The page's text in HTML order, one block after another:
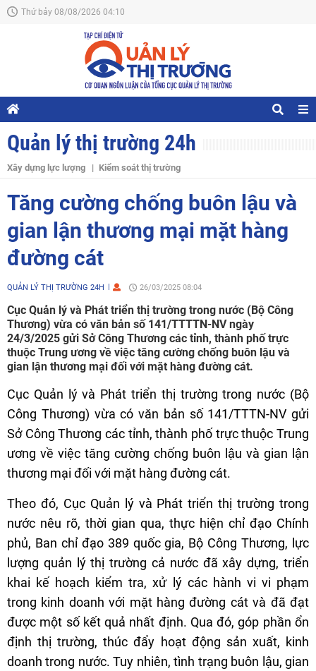
Thứ bảy 08/08/2026 04:10
Quản lý thị trường 24h
Xây dựng lực lượng Kiểm soát thị trường
Tăng cường chống buôn lậu và
gian lận thương mại mặt hàng
đường cát
QUẢN LÝ THỊ TRƯỜNG 24H 26/03/2025 08:04
Cục Quản lý và Phát triển thị trường trong nước (Bộ Công
Thương) vừa có văn bản số 141/TTTTN-NV ngày
24/3/2025 gửi Sở Công Thương các tỉnh, thành phố trực
thuộc Trung ương về việc tăng cường chống buôn lậu và
gian lận thương mại đối với mặt hàng đường cát.
Cục Quản lý và Phát triển thị trường trong nước (Bộ
Công Thương) vừa có văn bản số 141/TTTN-NV gửi
Sở Công Thương các tỉnh, thành phố trực thuộc Trung
ương về việc tăng cường chống buôn lậu và gian lận
thương mại đối với mặt hàng đường cát.
Theo đó, Cục Quản lý và Phát triển thị trường trong
nước nêu rõ, thời gian qua, thực hiện chỉ đạo Chính
phủ, Ban chỉ đạo 389 quốc gia, Bộ Công Thương, lực
lượng quản lý thị trường cả nước đã xây dựng, triển
khai kế hoạch kiểm tra, xử lý các hành vi vi phạm
trong kinh doanh với mặt hàng đường cát và đã đạt
được một số kết quả nhất định. Qua đó, góp phần ổn
định thị trường, thúc đẩy hoạt động sản xuất, kinh
doanh trong nước. Tuy nhiên, tình trạng buôn lậu, gian